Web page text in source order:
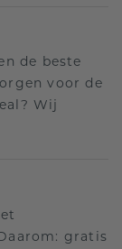
de beste
voor de
Wij
gratis